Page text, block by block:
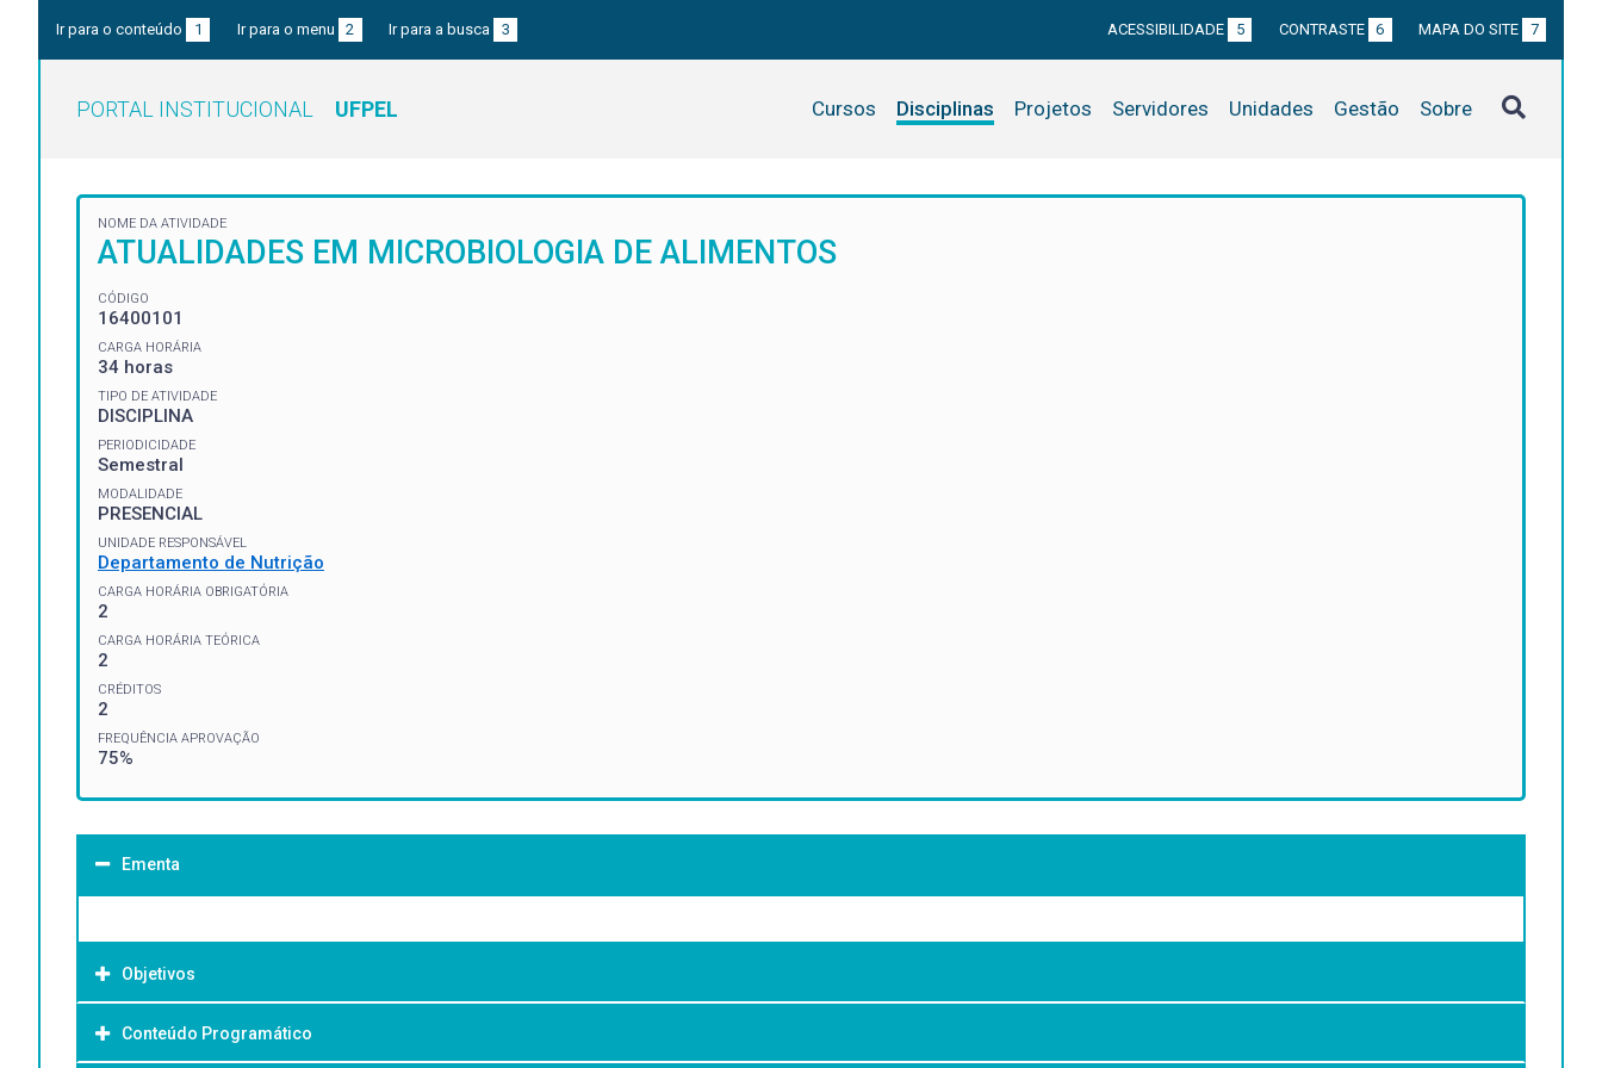
Ir para o conteúdo 1 Ir para o menu 2 Ir para a busca 3 ACESSIBILIDADE 5 CONTRASTE 6 MAPA DO SITE 7
PORTAL INSTITUCIONAL UFPEL Cursos Disciplinas Projetos Servidores Unidades Gestão Sobre
NOME DA ATIVIDADE
ATUALIDADES EM MICROBIOLOGIA DE ALIMENTOS
CÓDIGO
16400101
CARGA HORÁRIA
34 horas
TIPO DE ATIVIDADE
DISCIPLINA
PERIODICIDADE
Semestral
MODALIDADE
PRESENCIAL
UNIDADE RESPONSÁVEL
Departamento de Nutrição
CARGA HORÁRIA OBRIGATÓRIA
2
CARGA HORÁRIA TEÓRICA
2
CRÉDITOS
2
FREQUÊNCIA APROVAÇÃO
75%
Ementa
Objetivos
Objetivo Geral:
Conteúdo Programático